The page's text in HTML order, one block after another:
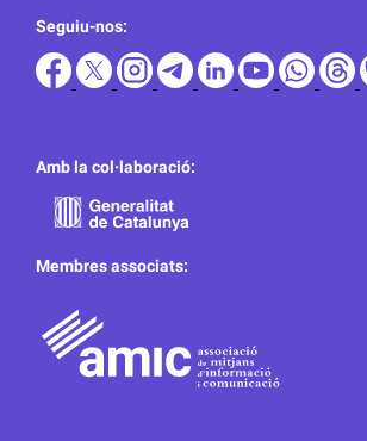
Seguiu-nos:
Amb la col·laboració:
Membres associats: